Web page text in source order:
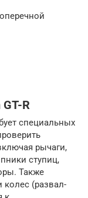
R
специальных
рычаги,
ступиц,
Также
колес (развал-